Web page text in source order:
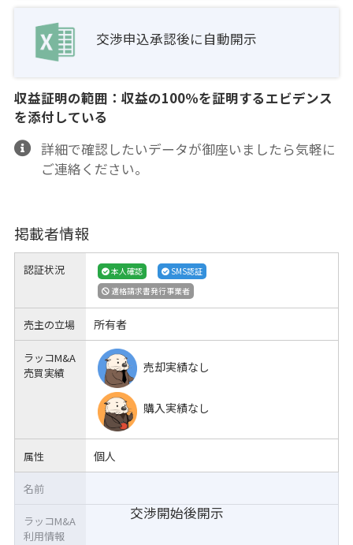
交渉申込承認後に自動開示
収益証明の範囲：収益の100％を証明するエビデンス
を添付している
詳細で確認したいデータが御座いましたら気軽に
ご連絡ください。
掲載者情報
認証状況 本人確認
SMS認証
適格請求書発行事業者
売主の立場 所有者
ラッコM&A
売買実績
売却実績なし
購入実績なし
属性 個人
交渉開始後開示
名前
ラッコM&A
利用情報